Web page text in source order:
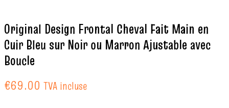
Original Design Frontal Cheval Fait Main en
Cuir Bleu sur Noir ou Marron Ajustable avec
Boucle
€69.00 TVA incluse